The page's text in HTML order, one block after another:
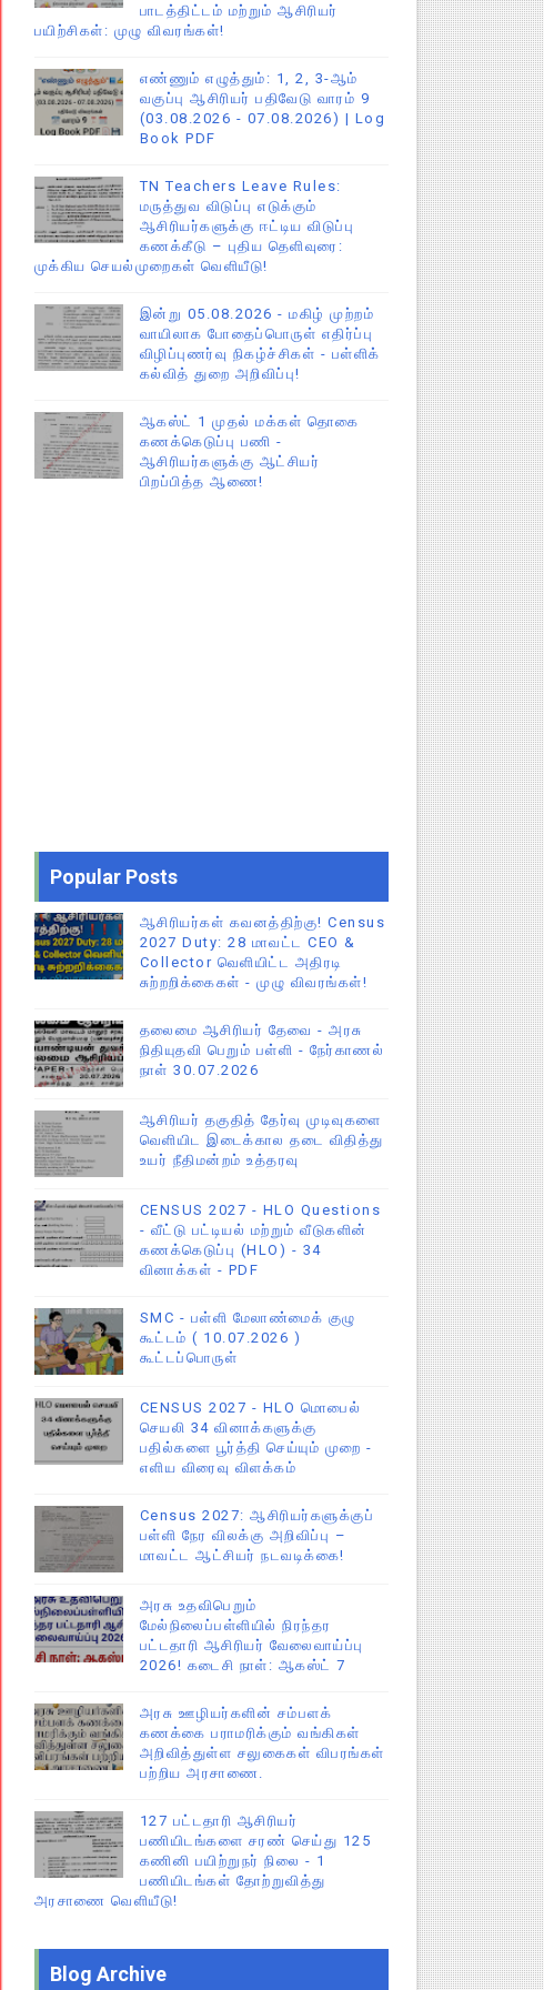
பாடத்திட்டம் மற்றும் ஆசிரியர்
பயிற்சிகள்: முழு விவரங்கள்!
எண்ணும் எழுத்தும்: 1, 2, 3-ஆம்
வகுப்பு ஆசிரியர் பதிவேடு வாரம் 9
(03.08.2026 - 07.08.2026) | Log
Book PDF
TN Teachers Leave Rules:
மருத்துவ விடுப்பு எடுக்கும்
ஆசிரியர்களுக்கு ஈட்டிய விடுப்பு
கணக்கீடு – புதிய தெளிவுரை:
முக்கிய செயல்முறைகள் வெளியீடு!
இன்று 05.08.2026 - மகிழ் முற்றம்
வாயிலாக போதைப்பொருள் எதிர்ப்பு
விழிப்புணர்வு நிகழ்ச்சிகள் - பள்ளிக்
கல்வித் துறை அறிவிப்பு!
ஆகஸ்ட் 1 முதல் மக்கள் தொகை
கணக்கெடுப்பு பணி -
ஆசிரியர்களுக்கு ஆட்சியர்
பிறப்பித்த ஆணை!
Popular Posts
ஆசிரியர்கள் கவனத்திற்கு! Census
2027 Duty: 28 மாவட்ட CEO &
Collector வெளியிட்ட அதிரடி
சுற்றறிக்கைகள் - முழு விவரங்கள்!
தலைமை ஆசிரியர் தேவை - அரசு
நிதியுதவி பெறும் பள்ளி - நேர்காணல்
நாள் 30.07.2026
ஆசிரியர் தகுதித் தேர்வு முடிவுகளை
வெளியிட இடைக்கால தடை விதித்து
உயர் நீதிமன்றம் உத்தரவு
CENSUS 2027 - HLO Questions
- வீட்டு பட்டியல் மற்றும் வீடுகளின்
கணக்கெடுப்பு (HLO) - 34
வினாக்கள் - PDF
SMC - பள்ளி மேலாண்மைக் குழு
கூட்டம் ( 10.07.2026 )
கூட்டப்பொருள்
CENSUS 2027 - HLO மொபைல்
செயலி 34 வினாக்களுக்கு
பதில்களை பூர்த்தி செய்யும் முறை -
எளிய விரைவு விளக்கம்
Census 2027: ஆசிரியர்களுக்குப்
பள்ளி நேர விலக்கு அறிவிப்பு –
மாவட்ட ஆட்சியர் நடவடிக்கை!
அரசு உதவிபெறும்
மேல்நிலைப்பள்ளியில் நிரந்தர
பட்டதாரி ஆசிரியர் வேலைவாய்ப்பு
2026! கடைசி நாள்: ஆகஸ்ட் 7
அரசு ஊழியர்களின் சம்பளக்
கணக்கை பராமரிக்கும் வங்கிகள்
அறிவித்துள்ள சலுகைகள் விபரங்கள்
பற்றிய அரசாணை.
127 பட்டதாரி ஆசிரியர்
பணியிடங்களை சரண் செய்து 125
கணினி பயிற்றுநர் நிலை - 1
பணியிடங்கள் தோற்றுவித்து
அரசாணை வெளியீடு!
Blog Archive